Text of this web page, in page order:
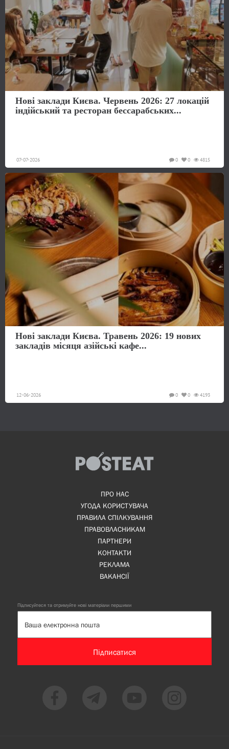
Нові заклади Києва. Червень 2026: 27 локацій
індійський та ресторан бессарабських...
07-07-2026 4815
0
0
Нові заклади Києва. Травень 2026: 19 нових
закладів місяця азійські кафе...
12-06-2026 4193
0
0
ПРО НАС
УГОДА КОРИСТУВАЧА
ПРАВИЛА СПІЛКУВАННЯ
ПРАВОВЛАСНИКАМ
ПАРТНЕРИ
КОНТАКТИ
РЕКЛАМА
ВАКАНСІЇ
Підписуйтеся та отримуйте нові матеріали першими
Підписатися